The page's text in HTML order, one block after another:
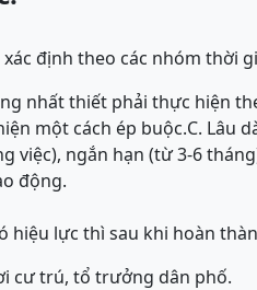
định theo các nhóm thời
nhất thiết phải thực hiện
một cách ép buộc.C. Lâu
việc), ngắn hạn (từ 3-6
động.
hiệu lực thì sau khi hoàn
cư trú, tổ trưởng dân phố.